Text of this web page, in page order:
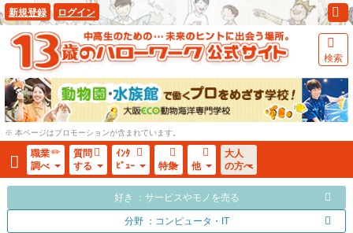
新規登録 ログイン
検索
※ 本ページはプロモーションが含まれています。
職業
調べ
質問
する
ｲﾝﾀ
ﾋﾞｭｰ
特集 他
大人
の方へ
好き ：サービスやモノを売る
分野 ：コンピュータ・IT